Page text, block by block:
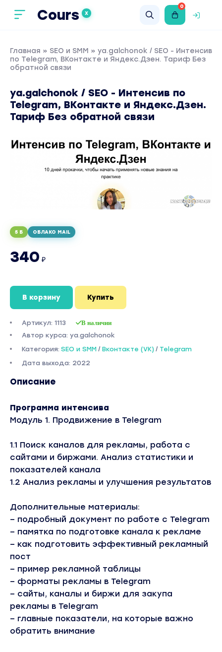
Cours X
0
Главная » SEO и SMM » ya.galchonok / SEO - Интенсив
по Telegram, ВКонтакте и Яндекс.Дзен. Тариф Без
обратной связи
ya.galchonok / SEO - Интенсив по
Telegram, ВКонтакте и Яндекс.Дзен.
Тариф Без обратной связи
5 Б ОБЛАКО MAIL
340 ₽
В корзину Купить
Артикул: 1113 В наличии
Автор курса: ya.galchonok
Категория: SEO и SMM / Вконтакте (VK) / Telegram
Дата выхода: 2022
Описание
Программа интенсива
Модуль 1. Продвижение в Telegram
1.1 Поиск каналов для рекламы, работа с
сайтами и биржами. Анализ статистики и
показателей канала
1.2 Анализ рекламы и улучшения результатов
Дополнительные материалы:
– подробный документ по работе с Telegram
– памятка по подготовке канала к рекламе
– как подготовить эффективный рекламный
пост
– пример рекламной таблицы
– форматы рекламы в Telegram
– сайты, каналы и биржи для закупа
рекламы в Telegram
– главные показатели, на которые важно
обратить внимание